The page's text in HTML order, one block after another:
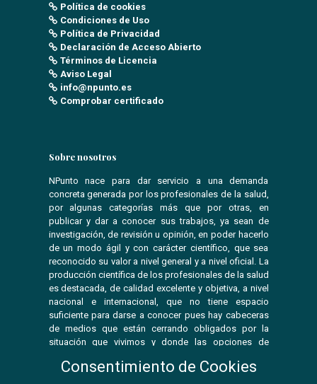
Política de cookies
Condiciones de Uso
Política de Privacidad
Declaración de Acceso Abierto
Términos de Licencia
Aviso Legal
info@npunto.es
Comprobar certificado
Sobre nosotros
NPunto nace para dar servicio a una demanda
concreta generada por los profesionales de la salud,
por algunas categorías más que por otras, en
publicar y dar a conocer sus trabajos, ya sean de
investigación, de revisión u opinión, en poder hacerlo
de un modo ágil y con carácter científico, que sea
reconocido su valor a nivel general y a nivel oficial. La
producción científica de los profesionales de la salud
es destacada, de calidad excelente y objetiva, a nivel
nacional e internacional, que no tiene espacio
suficiente para darse a conocer pues hay cabeceras
de medios que están cerrando obligados por la
situación que vivimos y donde las opciones de
Consentimiento de Cookies